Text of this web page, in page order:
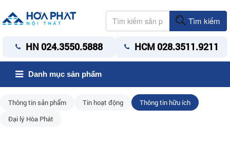
Tìm kiếm
HN 024.3550.5888 HCM 028.3511.9211
Danh mục sản phẩm
Thông tin sản phẩm Tin hoạt động
Thông tin hữu ích
Đại lý Hòa Phát